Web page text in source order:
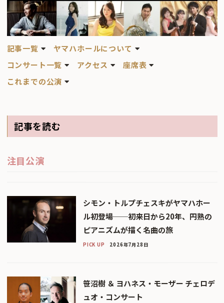
記事一覧
ヤマハホールについて
コンサート一覧
アクセス
座席表
これまでの公演
記事を読む
注目公演
シモン・トルプチェスキがヤマハホー
ル初登場──初来日から20年、円熟の
ピアニズムが描く名曲の旅
PICK UP 2026年7月28日
笹沼樹 ＆ ヨハネス・モーザー チェロデ
ュオ・コンサート